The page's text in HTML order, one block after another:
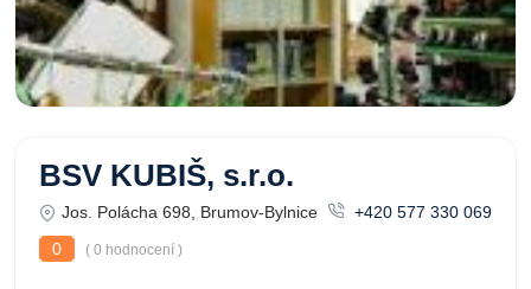
BSV KUBIŠ, s.r.o.
Jos. Polácha 698, Brumov-Bylnice
+420 577 330 069
0
( 0 hodnocení )